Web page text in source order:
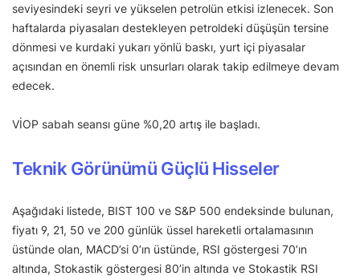
seviyesindeki seyri ve yükselen petrolün etkisi izlenecek. Son
haftalarda piyasaları destekleyen petroldeki düşüşün tersine
dönmesi ve kurdaki yukarı yönlü baskı, yurt içi piyasalar
açısından en önemli risk unsurları olarak takip edilmeye devam
edecek.
VİOP sabah seansı güne %0,20 artış ile başladı.
Teknik Görünümü Güçlü Hisseler
Aşağıdaki listede, BIST 100 ve S&P 500 endeksinde bulunan,
fiyatı 9, 21, 50 ve 200 günlük üssel hareketli ortalamasının
üstünde olan, MACD’si 0’ın üstünde, RSI göstergesi 70’ın
altında, Stokastik göstergesi 80’in altında ve Stokastik RSI